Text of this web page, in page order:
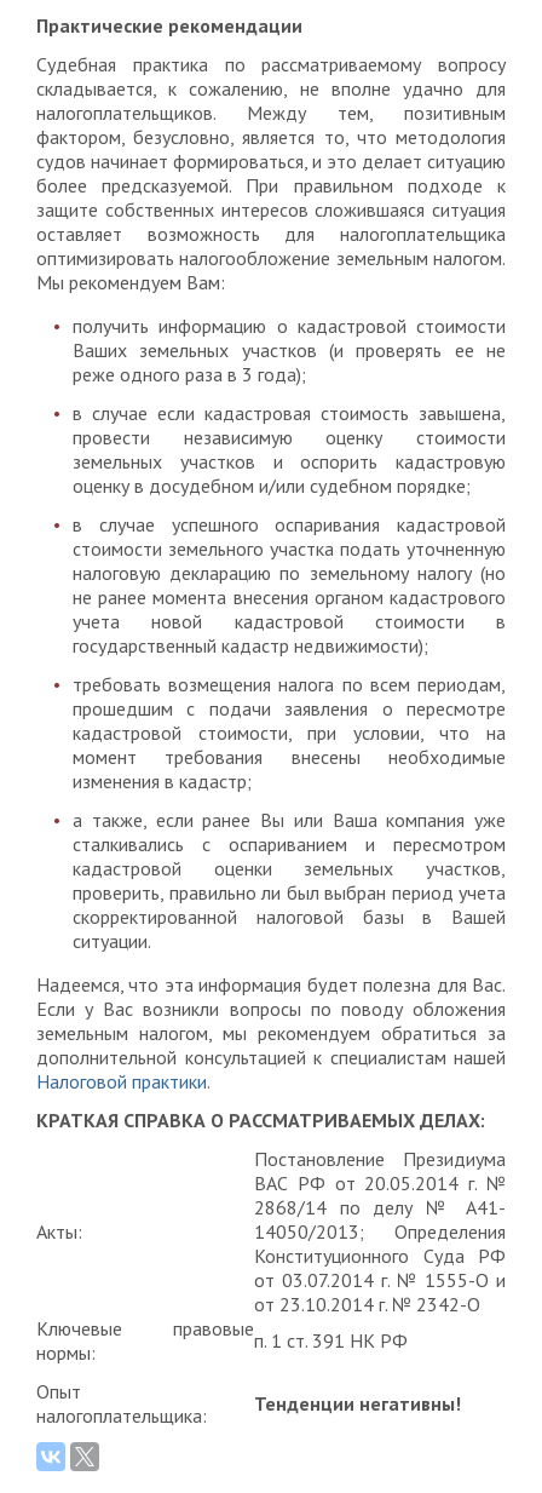
Практические рекомендации
Судебная практика по рассматриваемому вопросу
складывается, к сожалению, не вполне удачно для
налогоплательщиков. Между тем, позитивным
фактором, безусловно, является то, что методология
судов начинает формироваться, и это делает ситуацию
более предсказуемой. При правильном подходе к
защите собственных интересов сложившаяся ситуация
оставляет возможность для налогоплательщика
оптимизировать налогообложение земельным налогом.
Мы рекомендуем Вам:
получить информацию о кадастровой стоимости
Ваших земельных участков (и проверять ее не
реже одного раза в 3 года);
в случае если кадастровая стоимость завышена,
провести независимую оценку стоимости
земельных участков и оспорить кадастровую
оценку в досудебном и/или судебном порядке;
в случае успешного оспаривания кадастровой
стоимости земельного участка подать уточненную
налоговую декларацию по земельному налогу (но
не ранее момента внесения органом кадастрового
учета новой кадастровой стоимости в
государственный кадастр недвижимости);
требовать возмещения налога по всем периодам,
прошедшим с подачи заявления о пересмотре
кадастровой стоимости, при условии, что на
момент требования внесены необходимые
изменения в кадастр;
а также, если ранее Вы или Ваша компания уже
сталкивались с оспариванием и пересмотром
кадастровой оценки земельных участков,
проверить, правильно ли был выбран период учета
скорректированной налоговой базы в Вашей
ситуации.
Надеемся, что эта информация будет полезна для Вас.
Если у Вас возникли вопросы по поводу обложения
земельным налогом, мы рекомендуем обратиться за
дополнительной консультацией к специалистам нашей
Налоговой практики.
КРАТКАЯ СПРАВКА О РАССМАТРИВАЕМЫХ ДЕЛАХ:
Акты:
Постановление Президиума
ВАС РФ от 20.05.2014 г. №
2868/14 по делу № А41-
14050/2013; Определения
Конституционного Суда РФ
от 03.07.2014 г. № 1555-О и
от 23.10.2014 г. № 2342-О
Ключевые правовые
нормы:
п. 1 ст. 391 НК РФ
Опыт
налогоплательщика:
Тенденции негативны!